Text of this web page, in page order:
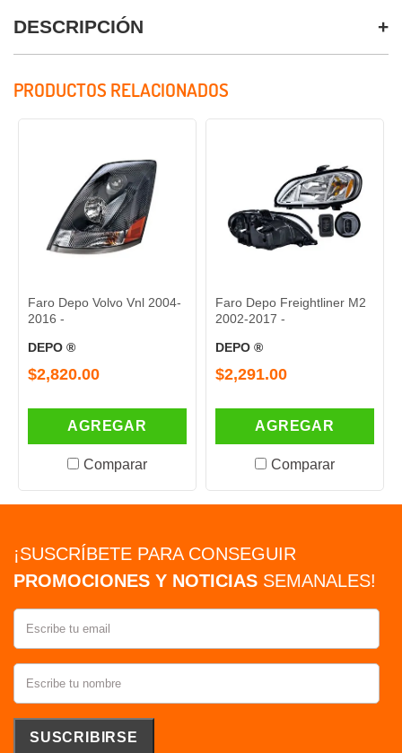
DESCRIPCIÓN
PRODUCTOS RELACIONADOS
Faro Depo Volvo Vnl 2004-
2016 -
DEPO ®
$2,820.00
AGREGAR
Comparar
Faro Depo Freightliner M2
2002-2017 -
DEPO ®
$2,291.00
AGREGAR
Comparar
¡SUSCRÍBETE PARA CONSEGUIR
PROMOCIONES Y NOTICIAS SEMANALES!